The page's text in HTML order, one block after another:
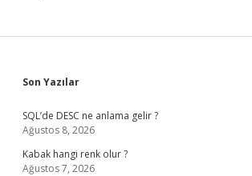
Sidebar
Son Yazılar
SQL’de DESC ne anlama gelir ?
Ağustos 8, 2026
Kabak hangi renk olur ?
Ağustos 7, 2026